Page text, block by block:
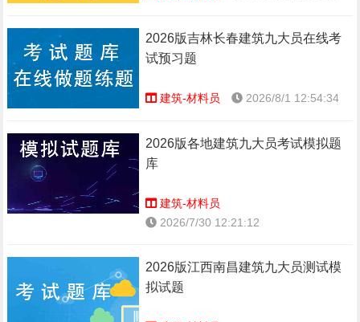
2026版吉林长春建筑九大员在线考
试预习题
建筑-材料员 2026/8/1 12:54:34
2026版各地建筑九大员考试模拟题
库
建筑-材料员
2026/7/30 12:21:12
2026版江西南昌建筑九大员测试模
拟试题